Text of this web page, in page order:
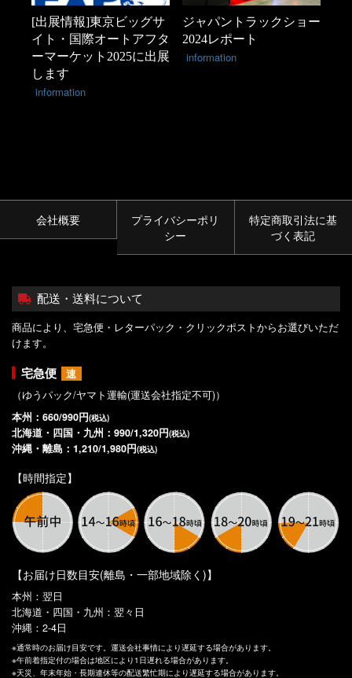
[出展情報]東京ビッグサ
イト・国際オートアフタ
ーマーケット2025に出展
します
information
ジャパントラックショー
2024レポート
information
会社概要
プライバシーポリ
シー
特定商取引法に基
づく表記
配送・送料について
商品により、宅急便・レターパック・クリックポストからお選びいただ
けます。
宅急便
速
（ゆうパック/ヤマト運輸(運送会社指定不可)）
本州：660/990円(税込)
北海道・四国・九州：990/1,320円(税込)
沖縄・離島：1,210/1,980円(税込)
【時間指定】
【お届け日数目安(離島・一部地域除く)】
本州：翌日
北海道・四国・九州：翌々日
沖縄：2-4日
※通常時のお届け目安です。運送会社事情により遅延する場合があります。
※午前着指定付の場合は地区により1日遅れる場合があります。
※天災、年末年始・長期連休等の配送繁忙期により遅延する場合があります。